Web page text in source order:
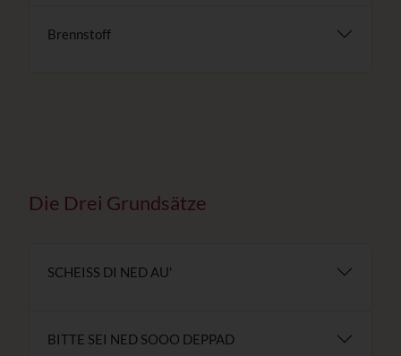
Brennstoff
Die Drei Grundsätze
SCHEISS DI NED AU'
BITTE SEI NED SOOO DEPPAD